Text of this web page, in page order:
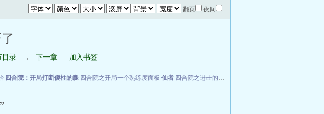
翻页 夜间
目录 → 下一章 加入书签
四合院：开局打断傻柱的腿 四合院之开局一个熟练度面板 仙者 四合院之进击的何雨柱